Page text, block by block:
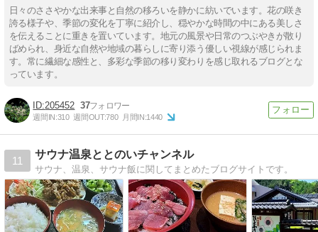
日々のささやかな出来事と自然の移ろいを静かに紡いでいます。花の咲き
誇る様子や、季節の変化を丁寧に紹介し、穏やかな時間の中にある美しさ
を伝えることに重きを置いています。地元の風景や日常のつぶやきが散り
ばめられ、身近な自然や地域の暮らしに寄り添う優しい視線が感じられま
す。常に繊細な感性と、多彩な季節の移り変わりを感じ取れるブログとな
っています。
205452 37
週間IN:310 週間OUT:780 月間IN:1440
11
サウナ温泉ととのいチャンネル
サウナ、温泉、サウナ飯に関してまとめたブログサイトです。